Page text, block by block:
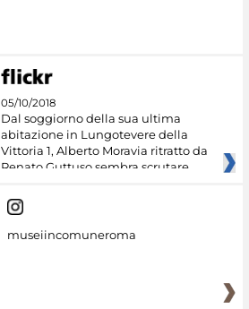
05/10/2018
Dal soggiorno della sua ultima
abitazione in Lungotevere della
Vittoria 1, Alberto Moravia ritratto da
Renato Guttuso sembra scrutare
museiincomuneroma